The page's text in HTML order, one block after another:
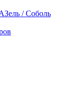
/ Соболь